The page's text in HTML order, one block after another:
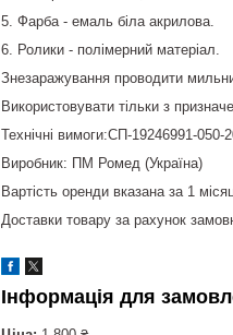
5. Фарба - емаль біла акрилова.
6. Ролики - полімерний матеріал.
Знезаражування проводити
Використовувати тільки з
Технічні вимоги:СП-19246991-050-
Виробник: ПМ Ромед (Україна)
Вартість оренди вказана за 1
Доставки товару за рахунок
Інформація для